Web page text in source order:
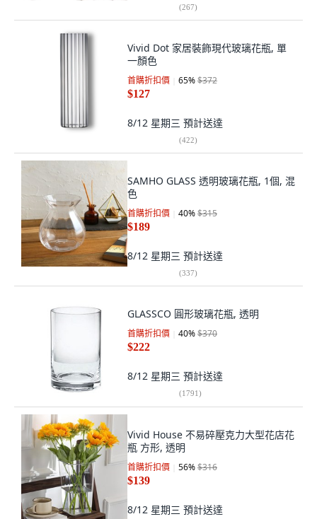
(267)
Vivid Dot 家居裝飾現代玻璃花瓶, 單
一顏色
首購折扣價 65%$372
$127
8/12 星期三 預計送達
(422)
SAMHO GLASS 透明玻璃花瓶, 1個, 混
色
首購折扣價 40%$315
$189
8/12 星期三 預計送達
(337)
GLASSCO 圓形玻璃花瓶, 透明
首購折扣價 40%$370
$222
8/12 星期三 預計送達
(1791)
Vivid House 不易碎壓克力大型花店花
瓶 方形, 透明
首購折扣價 56%$316
$139
8/12 星期三 預計送達